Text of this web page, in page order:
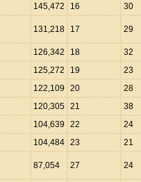
145,472 16
30
131,218 17 29
126,342 18
32
125,272 19
23
122,109 20
28
120,305 21
38
104,639 22
24
104,484 23
21
87,054 27 24